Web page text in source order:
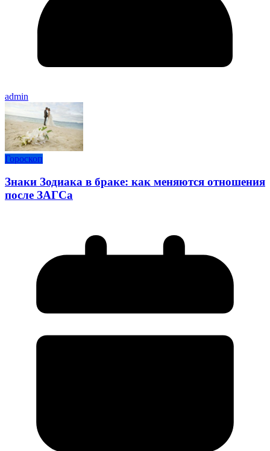
admin
Гороскоп
Знаки Зодиака в браке: как меняются отношения
после ЗАГСа